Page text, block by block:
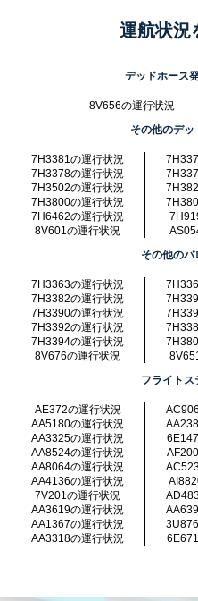
運航状況
デッドホース
8V656の運行状況
その他のデ
7H3381の運行状況
7H3378の運行状況
7H3502の運行状況
7H3800の運行状況
7H6462の運行状況
8V601の運行状況
その他のバ
7H3363の運行状況
7H3382の運行状況
7H3390の運行状況
7H3392の運行状況
7H3394の運行状況
8V676の運行状況
フライトス
AE372の運行状況
AA5180の運行状況
AA3325の運行状況
AA8524の運行状況
AA8064の運行状況
AA4136の運行状況
7V201の運行状況
AA3619の運行状況
AA1367の運行状況
AA3318の運行状況